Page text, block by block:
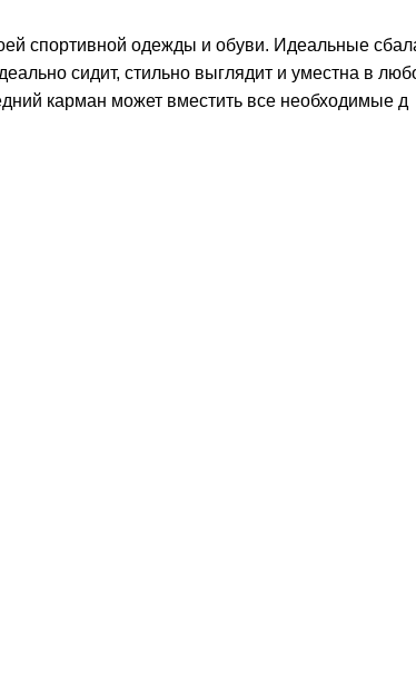
спортивной одежды и обуви. Идеальные
сидит, стильно выглядит и уместна в
карман может вместить все необходимые д